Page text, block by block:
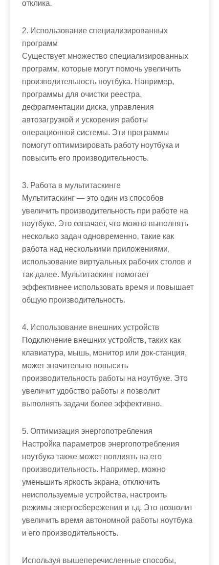
отклика.
2. Использование специализированных
программ
Существует множество специализированных
программ, которые могут помочь увеличить
производительность ноутбука. Например,
программы для очистки реестра,
дефрагментации диска, управления
автозагрузкой и ускорения работы
операционной системы. Эти программы
помогут оптимизировать работу ноутбука и
повысить его производительность.
3. Работа в мультитаскинге
Мультитаскинг — это один из способов
увеличить производительность при работе на
ноутбуке. Это означает, что можно выполнять
несколько задач одновременно, такие как
работа над несколькими приложениями,
использование виртуальных рабочих столов и
так далее. Мультитаскинг помогает
эффективнее использовать время и повышает
общую производительность.
4. Использование внешних устройств
Подключение внешних устройств, таких как
клавиатура, мышь, монитор или док-станция,
может значительно повысить
производительность работы на ноутбуке. Это
увеличит удобство работы и позволит
выполнять задачи более эффективно.
5. Оптимизация энергопотребления
Настройка параметров энергопотребления
ноутбука также может повлиять на его
производительность. Например, можно
уменьшить яркость экрана, отключить
неиспользуемые устройства, настроить
режимы энергосбережения и т.д. Это позволит
увеличить время автономной работы ноутбука
и его производительность.
Используя вышеперечисленные способы,